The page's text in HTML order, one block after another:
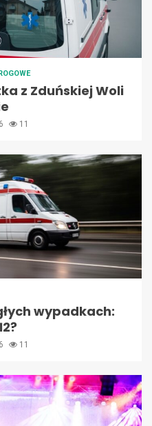
z Zduńskiej Woli
11
wypadkach:
11